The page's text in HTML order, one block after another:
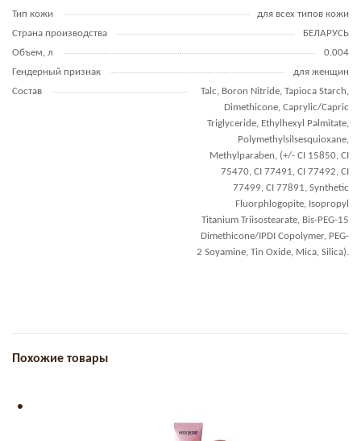
Тип кожи
для всех типов кожи
Страна производства
БЕЛАРУСЬ
Объем, л
0.004
Гендерный признак
для женщин
Состав
Talc, Boron Nitride, Tapioca Starch,
Dimethicone, Caprylic/Capric
Triglyceride, Ethylhexyl Palmitate,
Polymethylsilsesquioxane,
Methylparaben, (+/- CI 15850, CI
75470, CI 77491, CI 77492, CI
77499, CI 77891, Synthetic
Fluorphlogopite, Isopropyl
Titanium Triisostearate, Bis-PEG-15
Dimethicone/IPDI Copolymer, PEG-
2 Soyamine, Tin Oxide, Mica, Silica).
Похожие товары